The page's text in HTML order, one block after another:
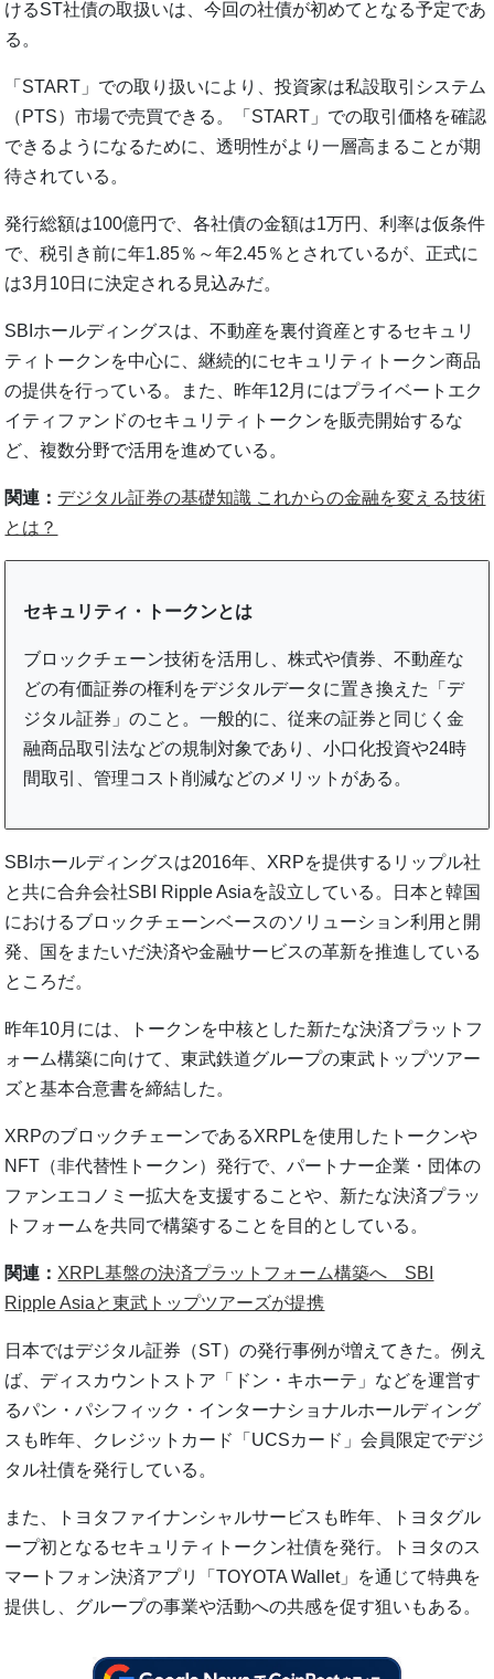
けるST社債の取扱いは、今回の社債が初めてとなる予定であ
る。
「START」での取り扱いにより、投資家は私設取引システム
（PTS）市場で売買できる。「START」での取引価格を確認
できるようになるために、透明性がより一層高まることが期
待されている。
発行総額は100億円で、各社債の金額は1万円、利率は仮条件
で、税引き前に年1.85％～年2.45％とされているが、正式に
は3月10日に決定される見込みだ。
SBIホールディングスは、不動産を裏付資産とするセキュリ
ティトークンを中心に、継続的にセキュリティトークン商品
の提供を行っている。また、昨年12月にはプライベートエク
イティファンドのセキュリティトークンを販売開始するな
ど、複数分野で活用を進めている。
関連： デジタル証券の基礎知識 これからの金融を変える技術
とは？
セキュリティ・トークンとは
ブロックチェーン技術を活用し、株式や債券、不動産な
どの有価証券の権利をデジタルデータに置き換えた「デ
ジタル証券」のこと。一般的に、従来の証券と同じく金
融商品取引法などの規制対象であり、小口化投資や24時
間取引、管理コスト削減などのメリットがある。
SBIホールディングスは2016年、XRPを提供するリップル社
と共に合弁会社SBI Ripple Asiaを設立している。日本と韓国
におけるブロックチェーンベースのソリューション利用と開
発、国をまたいだ決済や金融サービスの革新を推進している
ところだ。
昨年10月には、トークンを中核とした新たな決済プラットフ
ォーム構築に向けて、東武鉄道グループの東武トップツアー
ズと基本合意書を締結した。
XRPのブロックチェーンであるXRPLを使用したトークンや
NFT（非代替性トークン）発行で、パートナー企業・団体の
ファンエコノミー拡大を支援することや、新たな決済プラッ
トフォームを共同で構築することを目的としている。
関連： XRPL基盤の決済プラットフォーム構築へ SBI
Ripple Asiaと東武トップツアーズが提携
日本ではデジタル証券（ST）の発行事例が増えてきた。例え
ば、ディスカウントストア「ドン・キホーテ」などを運営す
るパン・パシフィック・インターナショナルホールディング
スも昨年、クレジットカード「UCSカード」会員限定でデジ
タル社債を発行している。
また、トヨタファイナンシャルサービスも昨年、トヨタグル
ープ初となるセキュリティトークン社債を発行。トヨタのス
マートフォン決済アプリ「TOYOTA Wallet」を通じて特典を
提供し、グループの事業や活動への共感を促す狙いもある。